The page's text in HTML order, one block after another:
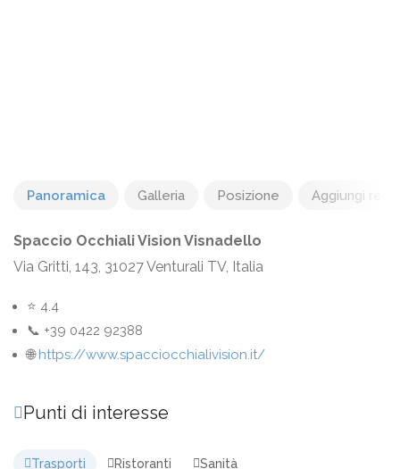
Panoramica Galleria Posizione Aggiungi
Spaccio Occhiali Vision Visnadello
Via Gritti, 143, 31027 Venturali TV, Italia
⭐ 4.4
📞 +39 0422 92388
🌐https://www.spacciocchialivision.it/
Punti di interesse
Trasporti Ristoranti Sanità